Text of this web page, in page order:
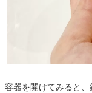
容器を開けてみると